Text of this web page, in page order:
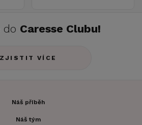
do Caresse Clubu!
ZJISTIT VÍCE
Náš příběh
Náš tým